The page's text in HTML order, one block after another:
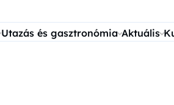
Utazás és gasztronómia Aktuális